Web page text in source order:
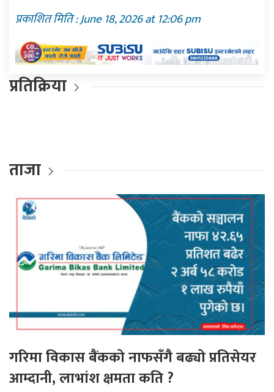
प्रकाशित मिति : June 18, 2026 at 12:06 pm
प्रतिक्रिया
ताजा
गरिमा विकास बैंकको नाफसँगै बढ्यो प्रतिसेयर
आम्दानी, लाभांश क्षमता कति ?